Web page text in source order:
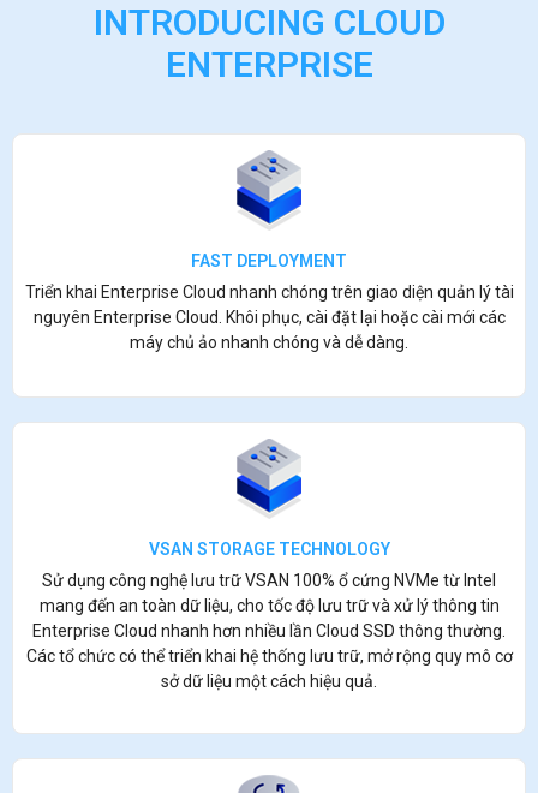
INTRODUCING CLOUD
ENTERPRISE
FAST DEPLOYMENT
Triển khai Enterprise Cloud nhanh chóng trên giao diện quản lý tài
nguyên Enterprise Cloud. Khôi phục, cài đặt lại hoặc cài mới các
máy chủ ảo nhanh chóng và dễ dàng.
VSAN STORAGE TECHNOLOGY
Sử dụng công nghệ lưu trữ VSAN 100% ổ cứng NVMe từ Intel
mang đến an toàn dữ liệu, cho tốc độ lưu trữ và xử lý thông tin
Enterprise Cloud nhanh hơn nhiều lần Cloud SSD thông thường.
Các tổ chức có thể triển khai hệ thống lưu trữ, mở rộng quy mô cơ
sở dữ liệu một cách hiệu quả.